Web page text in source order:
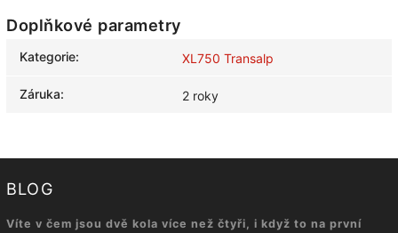
Doplňkové parametry
Kategorie: XL750 Transalp
Záruka: 2 roky
BLOG
Víte v čem jsou dvě kola více než čtyři, i když to na první